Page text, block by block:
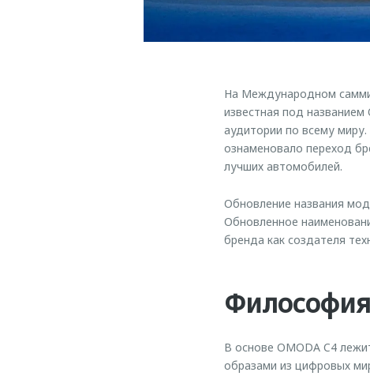
На Международном
известная под
аудитории по всему
ознаменовало переход
лучших автомобилей.
Обновление названия
Обновленное
бренда как создателя
В основе OMODA C4
образами из цифровых